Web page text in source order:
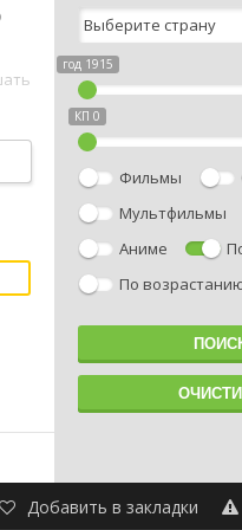
год 1915
КП 0
Фильмы
Мультфильмы
Аниме
По
Добавить в закладки